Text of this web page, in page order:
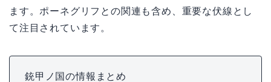
ます。ポーネグリフとの関連も含め、重要な伏線とし
て注目されています。
銃甲ノ国の情報まとめ